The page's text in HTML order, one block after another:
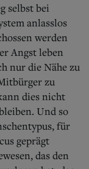
selbst bei
anlasslos
werden
Angst leben
nur die Nähe zu
zu
dies nicht
Und so
für
geprägt
das den